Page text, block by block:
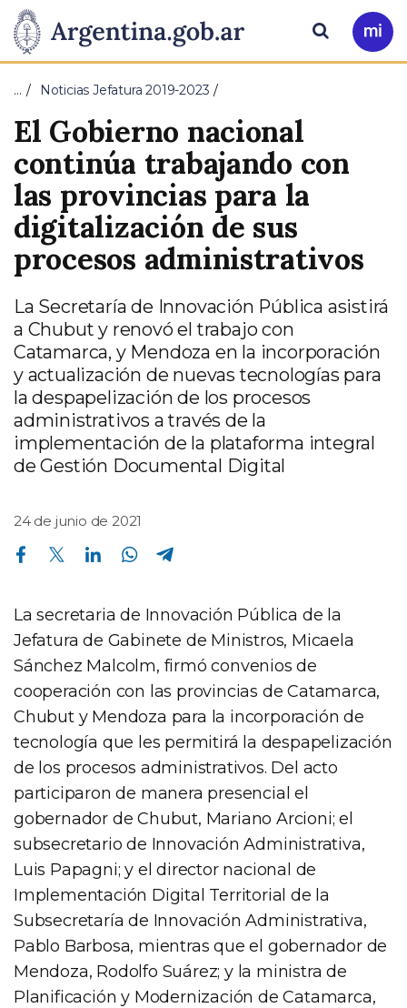
Presidencia
de
la
Nación
Pasar al contenido principal
Ir
a
Buscar
… Noticias Jefatura 2019-2023
El Gobierno nacional
continúa trabajando con
las provincias para la
digitalización de sus
procesos administrativos
La Secretaría de Innovación Pública asistirá
a Chubut y renovó el trabajo con
Catamarca, y Mendoza en la incorporación
y actualización de nuevas tecnologías para
la despapelización de los procesos
administrativos a través de la
implementación de la plataforma integral
de Gestión Documental Digital
24 de junio de 2021
Compartir en Facebook Compartir en Twitter Compartir en Linkedin Compartir en Whatsapp
La secretaria de Innovación Pública de la
Jefatura de Gabinete de Ministros, Micaela
Sánchez Malcolm, firmó convenios de
cooperación con las provincias de Catamarca,
Chubut y Mendoza para la incorporación de
tecnología que les permitirá la despapelización
de los procesos administrativos. Del acto
participaron de manera presencial el
gobernador de Chubut, Mariano Arcioni; el
subsecretario de Innovación Administrativa,
Luis Papagni; y el director nacional de
Implementación Digital Territorial de la
Subsecretaría de Innovación Administrativa,
Pablo Barbosa, mientras que el gobernador de
Mendoza, Rodolfo Suárez; y la ministra de
Planificación y Modernización de Catamarca,